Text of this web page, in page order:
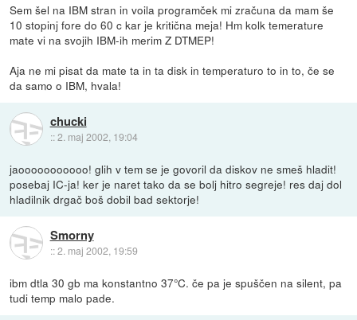
Sem šel na IBM stran in voila programček mi zračuna da mam še
10 stopinj fore do 60 c kar je kritična meja! Hm kolk temerature
mate vi na svojih IBM-ih merim Z DTMEP!
Aja ne mi pisat da mate ta in ta disk in temperaturo to in to, če se
da samo o IBM, hvala!
chucki
::2. maj 2002, 19:04
jaooooooooooo! glih v tem se je govoril da diskov ne smeš hladit!
posebaj IC-ja! ker je naret tako da se bolj hitro segreje! res daj dol
hladilnik drgač boš dobil bad sektorje!
Smorny
::2. maj 2002, 19:59
ibm dtla 30 gb ma konstantno 37°C. če pa je spuščen na silent, pa
tudi temp malo pade.